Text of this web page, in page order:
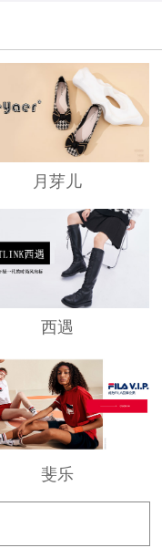
月芽儿
西遇
斐乐